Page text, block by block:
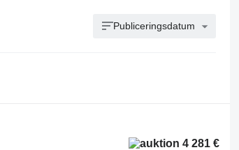
Publiceringsdatum
4 281 €